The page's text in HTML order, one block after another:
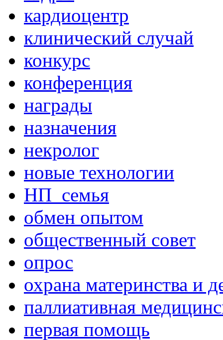
кардиоцентр
клинический случай
конкурс
конференция
награды
назначения
некролог
новые технологии
НП_семья
обмен опытом
общественный совет
опрос
охрана материнства и
паллиативная
первая помощь